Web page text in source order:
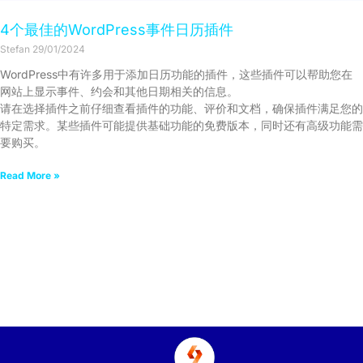
4个最佳的WordPress事件日历插件
Stefan 29/01/2024
WordPress中有许多用于添加日历功能的插件，这些插件可以帮助您在
网站上显示事件、约会和其他日期相关的信息。
请在选择插件之前仔细查看插件的功能、评价和文档，确保插件满足您的
特定需求。某些插件可能提供基础功能的免费版本，同时还有高级功能需
要购买。
Read More »